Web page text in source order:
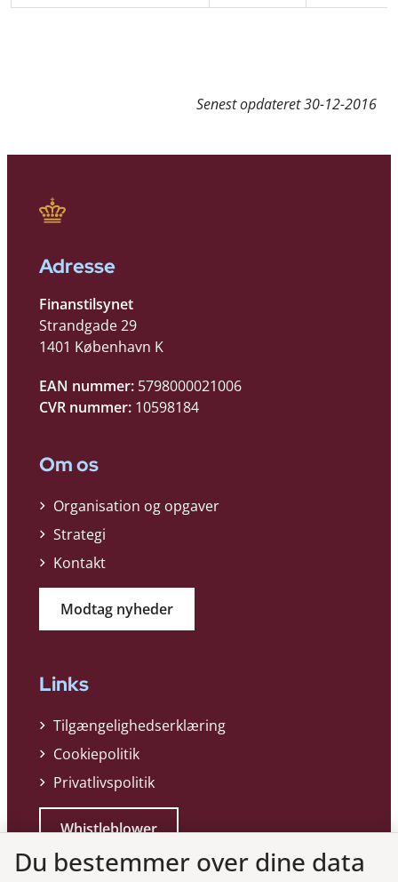
Senest opdateret30-12-2016
Adresse
Finanstilsynet
Strandgade 29
1401 København K
EAN nummer: 5798000021006
CVR nummer: 10598184
Om os
Organisation og opgaver
Strategi
Kontakt
Modtag nyheder
Links
Tilgængelighedserklæring
Cookiepolitik
Privatlivspolitik
Whistleblower
Du bestemmer over dine data